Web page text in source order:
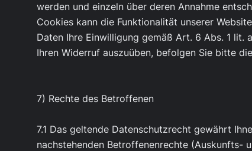
werden und einzeln über deren Annahme
Cookies kann die Funktionalität unserer
Daten Ihre Einwilligung gemäß Art. 6 Abs. 1 lit.
Ihren Widerruf auszuüben, befolgen Sie bitte
7) Rechte des Betroffenen
7.1 Das geltende Datenschutzrecht gewährt
nachstehenden Betroffenenrechte (Auskunfts-